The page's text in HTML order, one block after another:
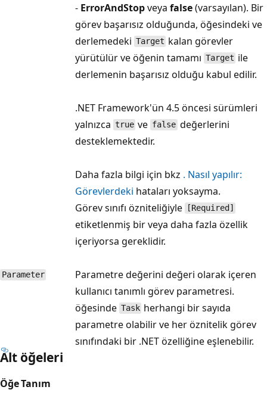
- ErrorAndStopveya false(varsayılan). Bir
görev başarısız olduğunda, öğesindeki ve
derlemedeki Target kalan görevler
yürütülür ve öğenin tamamı Target ile
derlemenin başarısız olduğu kabul edilir.
.NET Framework'ün 4.5 öncesi sürümleri
yalnızca true ve falsedeğerlerini
desteklemektedir.
Daha fazla bilgi için bkz . Nasıl yapılır:
Görevlerdeki hataları yoksayma.
Parameter
Görev sınıfı özniteliğiyle [Required]
etiketlenmiş bir veya daha fazla özellik
içeriyorsa gereklidir.
Parametre değerini değeri olarak içeren
kullanıcı tanımlı görev parametresi.
öğesinde Task herhangi bir sayıda
parametre olabilir ve her öznitelik görev
sınıfındaki bir .NET özelliğine eşlenebilir.
Alt öğeleri
ÖğeTanım